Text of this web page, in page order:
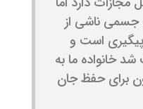
جسمی ناشی از
است و
خانواده ما به
برای حفظ جان